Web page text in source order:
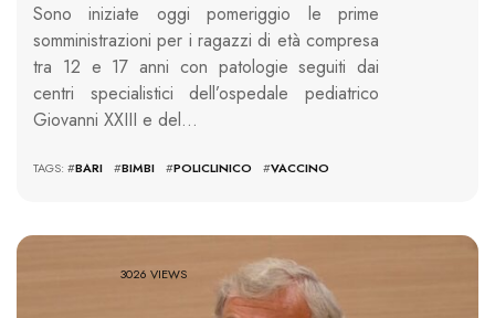
Sono iniziate oggi pomeriggio le prime
somministrazioni per i ragazzi di età compresa
tra 12 e 17 anni con patologie seguiti dai
centri specialistici dell’ospedale pediatrico
Giovanni XXIII e del…
TAGS: #BARI #BIMBI #POLICLINICO #VACCINO
3026 VIEWS